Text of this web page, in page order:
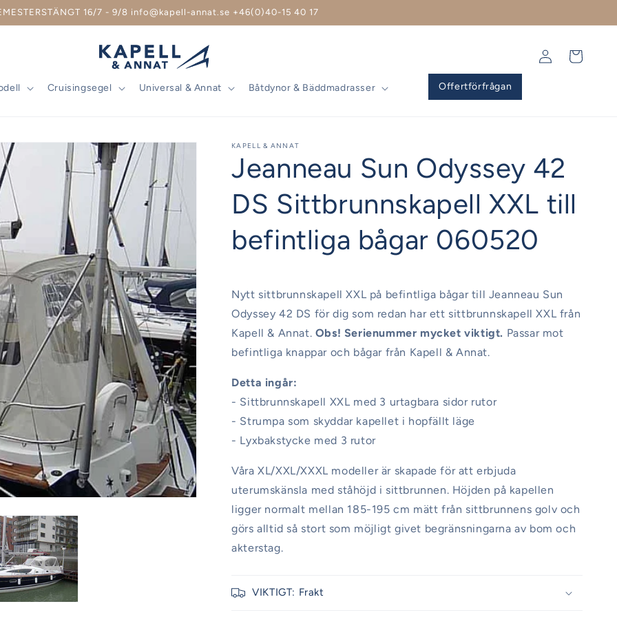
16/7 - 9/8 info@kapell-annat.se +46(0)40-15 40 17
Cruisingsegel Universal & Annat Båtdynor & Bäddmadrasser Offertförfrågan
Logga
Varukorg
KAPELL & ANNAT
Jeanneau Sun Odyssey 42
DS Sittbrunnskapell XXL till
befintliga bågar 060520
Nytt sittbrunnskapell XXL på befintliga bågar till Jeanneau Sun
Odyssey 42 DS för dig som redan har ett sittbrunnskapell XXL från
Kapell & Annat. Obs! Serienummer mycket viktigt. Passar mot
befintliga knappar och bågar från Kapell & Annat.
Detta ingår:
- Sittbrunnskapell XXL med 3 urtagbara sidor rutor
- Strumpa som skyddar kapellet i hopfällt läge
- Lyxbakstycke med 3 rutor
Våra XL/XXL/XXXL modeller är skapade för att erbjuda
uterumskänsla med ståhöjd i sittbrunnen. Höjden på kapellen
ligger normalt mellan 185-195 cm mätt från sittbrunnens golv och
görs alltid så stort som möjligt givet begränsningarna av bom och
akterstag.
VIKTIGT: Frakt